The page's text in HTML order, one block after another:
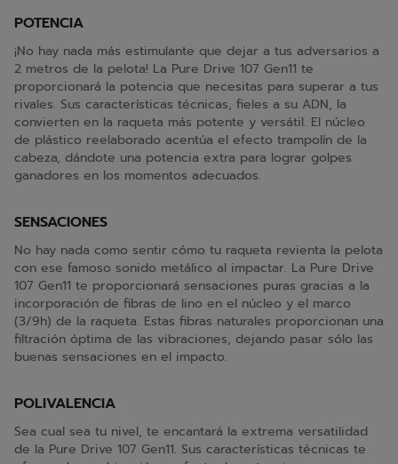
POTENCIA
¡No hay nada más estimulante que dejar a tus adversarios a
2 metros de la pelota! La Pure Drive 107 Gen11 te
proporcionará la potencia que necesitas para superar a tus
rivales. Sus características técnicas, fieles a su ADN, la
convierten en la raqueta más potente y versátil. El núcleo
de plástico reelaborado acentúa el efecto trampolín de la
cabeza, dándote una potencia extra para lograr golpes
ganadores en los momentos adecuados.
SENSACIONES
No hay nada como sentir cómo tu raqueta revienta la pelota
con ese famoso sonido metálico al impactar. La Pure Drive
107 Gen11 te proporcionará sensaciones puras gracias a la
incorporación de fibras de lino en el núcleo y el marco
(3/9h) de la raqueta. Estas fibras naturales proporcionan una
filtración óptima de las vibraciones, dejando pasar sólo las
buenas sensaciones en el impacto.
POLIVALENCIA
Sea cual sea tu nivel, te encantará la extrema versatilidad
de la Pure Drive 107 Gen11. Sus características técnicas te